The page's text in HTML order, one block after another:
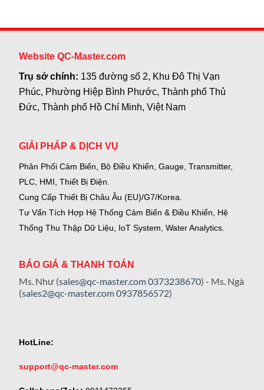
Website QC-Master.com
Trụ sở chính: 135 đường số 2, Khu Đô Thị Vạn
Phúc, Phường Hiệp Bình Phước, Thành phố Thủ
Đức, Thành phố Hồ Chí Minh, Việt Nam
GIẢI PHÁP & DỊCH VỤ
Phân Phối Cảm Biến, Bộ Điều Khiển, Gauge, Transmitter,
PLC, HMI, Thiết Bị Điện.
Cung Cấp Thiết Bị Châu Âu (EU)/G7/Korea.
Tư Vấn Tích Hợp Hệ Thống Cảm Biến & Điều Khiển, Hệ
Thống Thu Thập Dữ Liệu, IoT System, Water Analytics.
BÁO GIÁ & THANH TOÁN
Ms. Như (sales@qc-master.com0373238670) - Ms. Ngà
(sales2@qc-master.com0937856572)
HotLine:
support@qc-master.com